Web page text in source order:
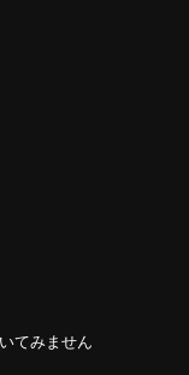
てみません